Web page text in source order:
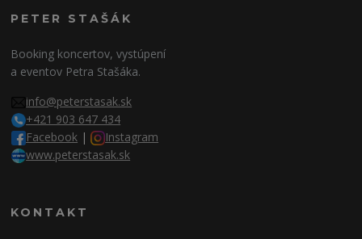
PETER STAŠÁK
Booking koncertov, vystúpení
a eventov Petra Stašáka.
info@peterstasak.sk
+421 903 647 434
Facebook |
Instagram
www.peterstasak.sk
KONTAKT